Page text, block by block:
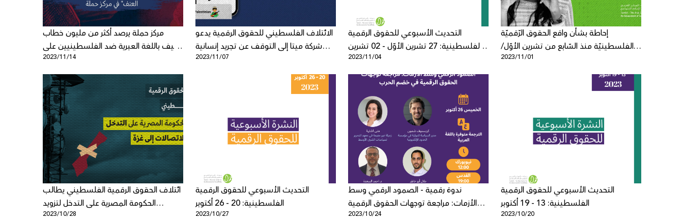
مركز حملة يرصد أكثر من مليون خطاب
عنيف باللغة العبرية ضد الفلسطينيين على
وسائل التواصل الإجتماعي
2023/11/14
الائتلاف الفلسطيني للحقوق الرقمية يدعو
شركة ميتا إلى التوقف عن تجريد إنسانية
الفلسطينيين ​​وإسكات أصواتهم
2023/11/07
التحديث الأسبوعي للحقوق الرقمية
الفلسطينية: 27 تشرين الأوّل - 02 تشرين
الثاني
2023/11/04
إحاطة بشأن واقع الحقوق الرّقميّة
الفلسطينيّة منذ السّابع من تشرين الأوّل/
أكتوبر 2023
2023/11/01
ائتلاف الحقوق الرقمية الفلسطيني يطالب
الحكومة المصرية على التدخل لتزويد
الاتصالات إلى غزة
2023/10/28
التحديث الأسبوعي للحقوق الرقمية
الفلسطينية: 20 - 26 أكتوبر
2023/10/27
ندوة رقمية - الصمود الرقمي وسط
الأزمات: مراجعة توجهات الحقوق الرقمية
في خضم الحرب
2023/10/24
التحديث الأسبوعي للحقوق الرقمية
الفلسطينية: 13 - 19 أكتوبر
2023/10/20